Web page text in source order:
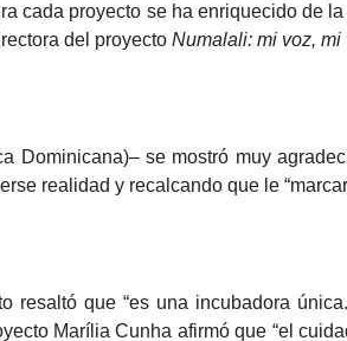
cada proyecto se ha enriquecido de
del proyecto Numalali: mi voz, mi
Dominicana)– se mostró muy
realidad y recalcando que le
resaltó que “es una incubadora
Marília Cunha afirmó que “el